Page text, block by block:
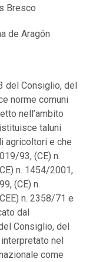
Bresco
de Aragón
del Consiglio, del
norme comuni
nell’ambito
taluni
agricoltori e che
93, (CE) n.
n. 1454/2001,
(CE) n.
n. 2358/71 e
dal
Consiglio, del
nel
come